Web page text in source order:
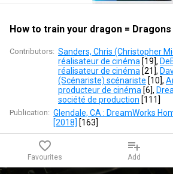
=
Dragons
How to train your dragon = Dragons
Contributors: Sanders, Chris (Christopher
réalisateur de cinéma [19],
réalisateur de cinéma [21 ],
(Scénariste) scénariste [10],
producteur de cinéma [6],
société de production [111 ]
Publication: Glendale, CA : DreamWorks
[2018] [163]
favorite_border
Favourites
playlist_add
Add